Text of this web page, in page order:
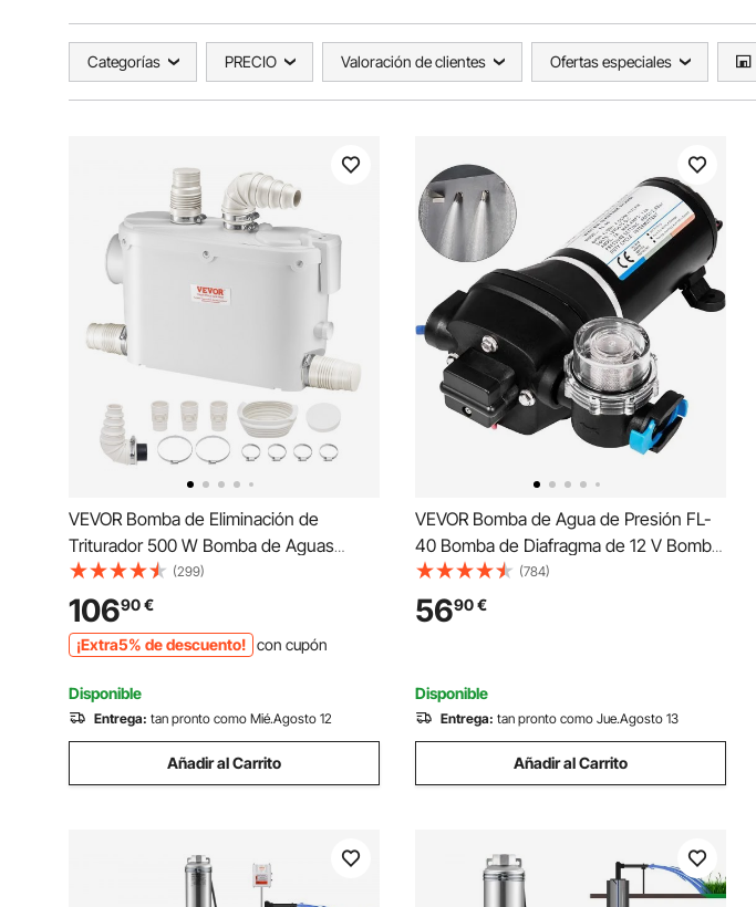
Categorías PRECIO Valoración de clientes Ofertas especiales
VEVOR Bomba de Eliminación de
Triturador 500 W Bomba de Aguas
Residuales Caudal Máximo de 6600 L/h
Elevación de 8 m Bomba Trituradora de
Alcantarillado con 3 Entradas de Agua
para Inodoro Cocina Ducha
(299)
10690€
¡Extra5% de descuento! con cupón
Disponible
Entrega: tan pronto como Mié.Agosto 12
Añadir al Carrito
VEVOR Bomba de Agua de Presión FL-
40 Bomba de Diafragma de 12 V Bomba
de Agua de Alta Presión Bomba de Agua
de 17 l/min
(784)
5690€
Disponible
Entrega: tan pronto como Jue.Agosto 13
Añadir al Carrito